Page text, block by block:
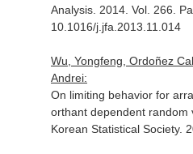
Analysis. 2014. Vol. 266.
10.1016/j.jfa.2013.11.014
Wu, Yongfeng, Ordoñez
Andrei:
On limiting behavior for
orthant dependent random
Korean Statistical Society.